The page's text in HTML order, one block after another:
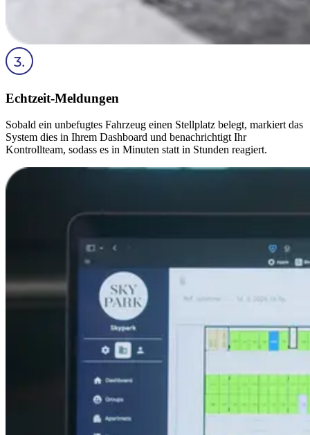
Echtzeit-Meldungen
Sobald ein unbefugtes Fahrzeug einen Stellplatz belegt, markiert das
System dies in Ihrem Dashboard und benachrichtigt Ihr
Kontrollteam, sodass es in Minuten statt in Stunden reagiert.